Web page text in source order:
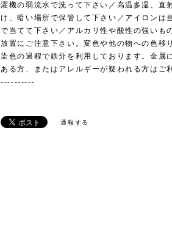
濯機の弱流水で洗って下さい／高温多湿、直
け、暗い場所で保管して下さい／アイロンは
で当てて下さい／アルカリ性や酸性の強いも
放置にご注意下さい。変色や他の物への色移
染色の過程で鉄分を利用しております。金属
ある方、またはアレルギーが疑われる方はご
----------
通報する